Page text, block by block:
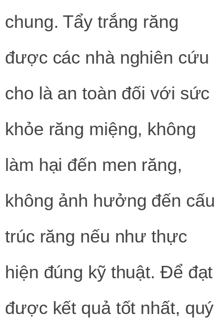
chung. Tẩy trắng răng
được các nhà nghiên cứu
cho là an toàn đối với sức
khỏe răng miệng, không
làm hại đến men răng,
không ảnh hưởng đến cấu
trúc răng nếu như thực
hiện đúng kỹ thuật. Để đạt
được kết quả tốt nhất, quý